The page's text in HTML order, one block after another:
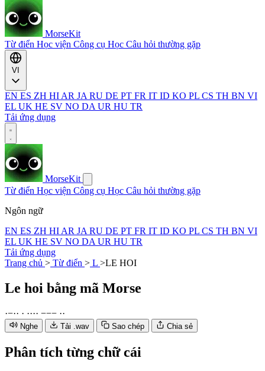
MorseKit
Từ điển Học viện Công cụ Học Câu hỏi thường gặp
EN ES ZH HI AR JA RU DE PT FR IT ID KO PL CS TH BN VI
EL UK HE SV NO DA UR HU TR
Tải ứng dụng
MorseKit
Từ điển Học viện Công cụ Học Câu hỏi thường gặp
Ngôn ngữ
EN ES ZH HI AR JA RU DE PT FR IT ID KO PL CS TH BN VI
EL UK HE SV NO DA UR HU TR
Tải ứng dụng
Trang chủ > Từ điển > L >LE HOI
Le hoi bằng mã Morse
·−·· · ···· −−− ··
Nghe Tải .wav Sao chép Chia sẻ
Phân tích từng chữ cái